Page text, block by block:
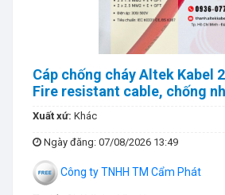
Cáp chống cháy Altek Kabel
Fire resistant cable, chống
Xuất xứ: Khác
Ngày đăng: 07/08/2026 13:49
Công ty TNHH TM Cẩm Phát